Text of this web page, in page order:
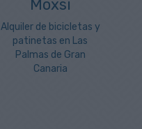
Moxsi
Alquiler de bicicletas y
patinetas en Las
Palmas de Gran
Canaria